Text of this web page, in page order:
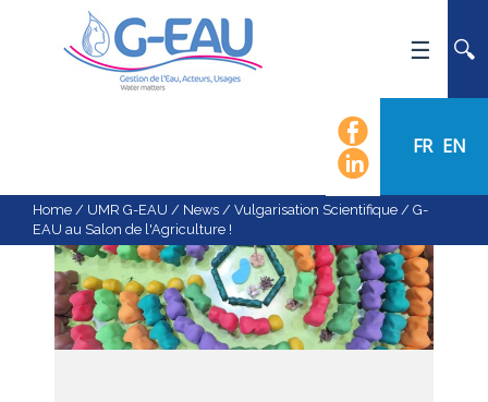
FR EN
NEWS
EVENTS
CALENDAR OF EVENTS
FLOW CHART
STAFF
Home / UMR G-EAU / News / Vulgarisation Scientifique / G-
EAU au Salon de l'Agriculture !